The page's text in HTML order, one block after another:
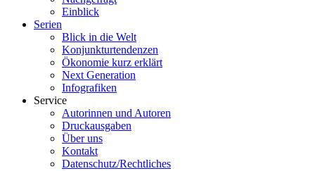
Einblick
Serien
Blick in die Welt
Konjunkturtendenzen
Ökonomie kurz erklärt
Next Generation
Infografiken
Service
Autorinnen und Autoren
Druckausgaben
Über uns
Kontakt
Datenschutz/Rechtliches